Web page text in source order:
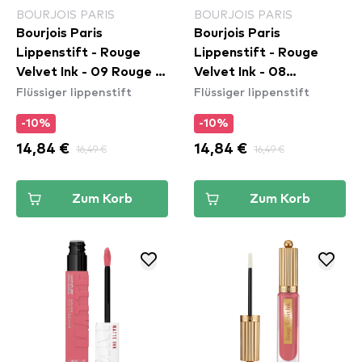
BOURJOIS PARIS
Bourjois Paris
Lippenstift - Rouge
Velvet Ink - 09 Rouge A
Reves
Flüssiger lippenstift
-10%
14,84 € 16,49 €
Zum Korb
BOURJOIS PARIS
Bourjois Paris
Lippenstift - Rouge
Velvet Ink - 08
Coquelic'Hot
Flüssiger lippenstift
-10%
14,84 € 16,49 €
Zum Korb